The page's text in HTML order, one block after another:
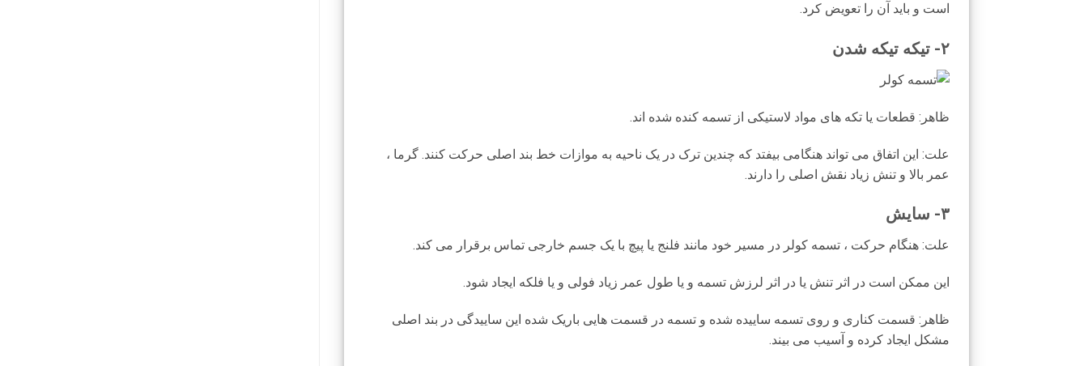
است و باید آن را تعویض کرد.
۲- تیکه تیکه شدن
ظاهر: قطعات یا تکه های مواد لاستیکی از تسمه کنده شده اند.
علت: این اتفاق می تواند هنگامی بیفتد که چندین ترک در یک ناحیه به موازات خط بند اصلی حرکت کنند. گرما ،
عمر بالا و تنش زیاد نقش اصلی را دارند.
۳- سایش
علت: هنگام حرکت ، تسمه کولر در مسیر خود مانند فلنج یا پیچ با یک جسم خارجی تماس برقرار می کند.
این ممکن است در اثر تنش یا در اثر لرزش تسمه و یا طول عمر زیاد فولی و یا فلکه ایجاد شود.
ظاهر: قسمت کناری و روی تسمه ساییده شده و تسمه در قسمت هایی باریک شده این ساییدگی در بند اصلی
مشکل ایجاد کرده و آسیب می بیند.